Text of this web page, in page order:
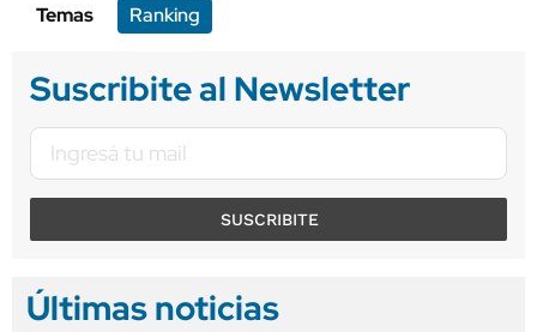
Temas Ranking
Suscribite al Newsletter
SUSCRIBITE
Últimas noticias